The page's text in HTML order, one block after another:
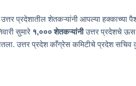
उत्तर प्रदेशातील शेतकऱ्यांनी आपल्या
सुमारे १,००० शेतकऱ्यांनीउत्तर प्रदेशचे ऊस
उत्तर प्रदेश काँग्रेस कमिटीचे प्रदेश सचिव